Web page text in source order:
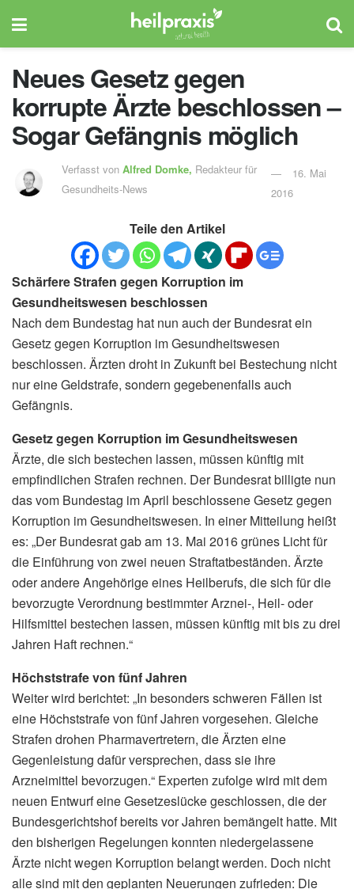
Neues Gesetz gegen
korrupte Ärzte beschlossen –
Sogar Gefängnis möglich
Verfasst vonAlfred Domke, Redakteur für
Gesundheits-News
16. Mai
2016
Teile den Artikel
Schärfere Strafen gegen Korruption im
Gesundheitswesen beschlossen
Nach dem Bundestag hat nun auch der Bundesrat ein
Gesetz gegen Korruption im Gesundheitswesen
beschlossen. Ärzten droht in Zukunft bei Bestechung nicht
nur eine Geldstrafe, sondern gegebenenfalls auch
Gefängnis.
Gesetz gegen Korruption im Gesundheitswesen
Ärzte, die sich bestechen lassen, müssen künftig mit
empfindlichen Strafen rechnen. Der Bundesrat billigte nun
das vom Bundestag im April beschlossene Gesetz gegen
Korruption im Gesundheitswesen. In einer Mitteilung heißt
es: „Der Bundesrat gab am 13. Mai 2016 grünes Licht für
die Einführung von zwei neuen Straftatbeständen. Ärzte
oder andere Angehörige eines Heilberufs, die sich für die
bevorzugte Verordnung bestimmter Arznei-, Heil- oder
Hilfsmittel bestechen lassen, müssen künftig mit bis zu drei
Jahren Haft rechnen.“
Höchststrafe von fünf Jahren
Weiter wird berichtet: „In besonders schweren Fällen ist
eine Höchststrafe von fünf Jahren vorgesehen. Gleiche
Strafen drohen Pharmavertretern, die Ärzten eine
Gegenleistung dafür versprechen, dass sie ihre
Arzneimittel bevorzugen.“ Experten zufolge wird mit dem
neuen Entwurf eine Gesetzeslücke geschlossen, die der
Bundesgerichtshof bereits vor Jahren bemängelt hatte. Mit
den bisherigen Regelungen konnten niedergelassene
Ärzte nicht wegen Korruption belangt werden. Doch nicht
alle sind mit den geplanten Neuerungen zufrieden: Die